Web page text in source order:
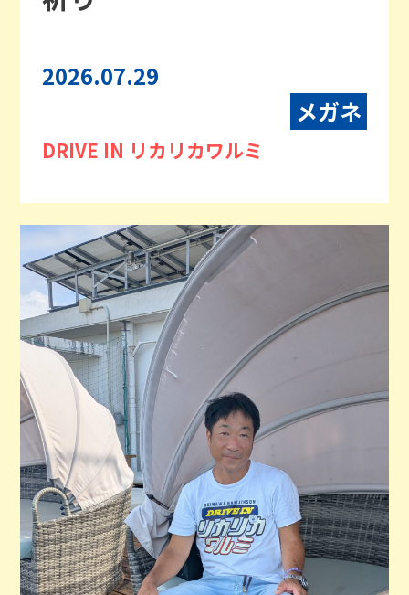
2026.07.29
メガネ
DRIVE IN リカリカワルミ